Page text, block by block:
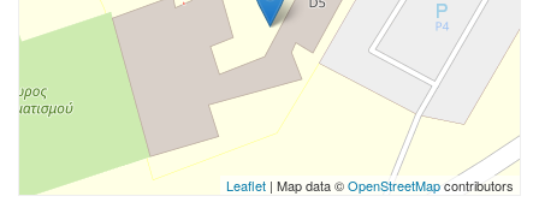
Leaflet | Map data ©OpenStreetMapcontributors